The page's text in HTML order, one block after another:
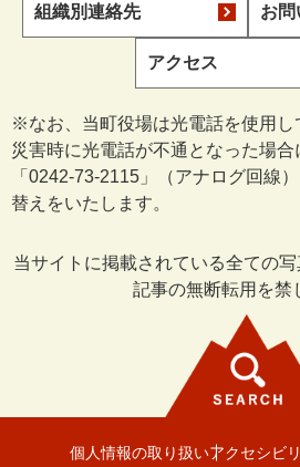
組織別連絡先 お問
アクセス
※なお、当町役場は光電話を使用し
災害時に光電話が不通となった場
「0242-73-2115」（アナログ回線
替えをいたします。
当サイトに掲載されている全ての
記事の無断転用を禁
個人情報の取り扱いアクセシビ